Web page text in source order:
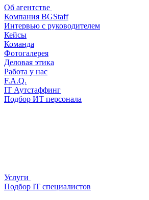
Об агентстве
Компания BGStaff
Интервью с руководителем
Кейсы
Команда
Фотогалерея
Деловая этика
Работа у нас
F.A.Q.
IT Аутстаффинг
Подбор ИТ персонала
Услуги
Подбор IT специалистов